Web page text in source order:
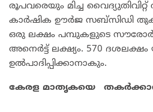
രൂപവരെയും മിച്ച
കാർഷിക ഊർജ സബ്സിഡി തുക
ഒരു ലക്ഷം പമ്പുകളുടെ
അനെർട്ട് ലക്ഷ്യം. 570
ഉൽപാദിപ്പിക്കാനാകും.
കേരള മാതൃകയെ